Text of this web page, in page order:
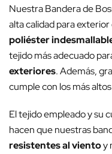
Nuestra Bandera de
alta calidad para
poliéster
tejido más adecuado
exteriores. Además,
cumple con los más
El tejido empleado y su
hacen que nuestras
resistentes al vientoy